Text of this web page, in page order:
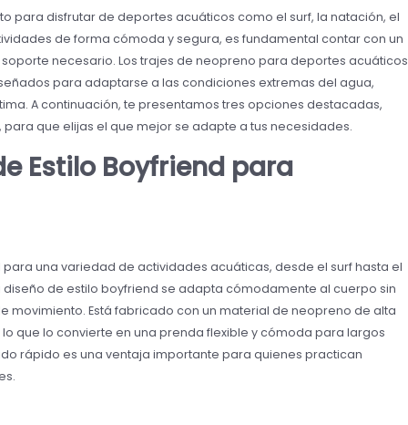
para disfrutar de deportes acuáticos como el surf, la natación, el
de forma cómoda y segura, es fundamental contar con un
necesario. Los trajes de neopreno para deportes acuáticos
para adaptarse a las condiciones extremas del agua,
A continuación, te presentamos tres opciones destacadas,
que elijas el que mejor se adapte a tus necesidades.
Estilo Boyfriend para
una variedad de actividades acuáticas, desde el surf hasta el
diseño de estilo boyfriend se adapta cómodamente al cuerpo sin
movimiento. Está fabricado con un material de neopreno de alta
que lo convierte en una prenda flexible y cómoda para largos
rápido es una ventaja importante para quienes practican